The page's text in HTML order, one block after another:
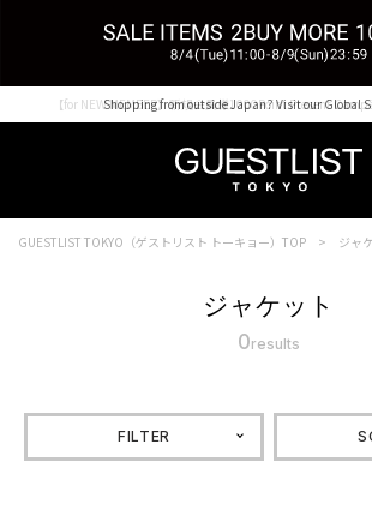
Shopping from outside Japan? Visit our Global
【for NEW MEMBER】新規会員様1000Point Present
GUESTLIST TOKYO（ゲストリスト トーキョー）TOP ジャ
ジャケット
0results
FILTER